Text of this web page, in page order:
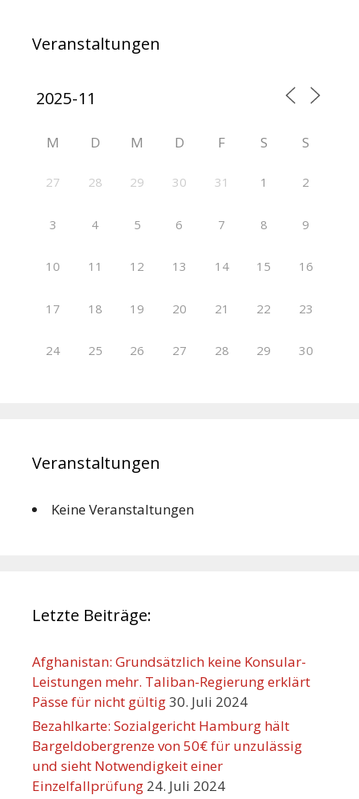
Veranstaltungen
M D M D F S S
27 28 29 30 31 1 2
3 4 5 6 7 8 9
10 11 12 13 14 15 16
17 18 19 20 21 22 23
24 25 26 27 28 29 30
Veranstaltungen
Keine Veranstaltungen
Letzte Beiträge:
Afghanistan: Grundsätzlich keine Konsular-
Leistungen mehr. Taliban-Regierung erklärt
Pässe für nicht gültig30. Juli 2024
Bezahlkarte: Sozialgericht Hamburg hält
Bargeldobergrenze von 50€ für unzulässig
und sieht Notwendigkeit einer
Einzelfallprüfung 24. Juli 2024